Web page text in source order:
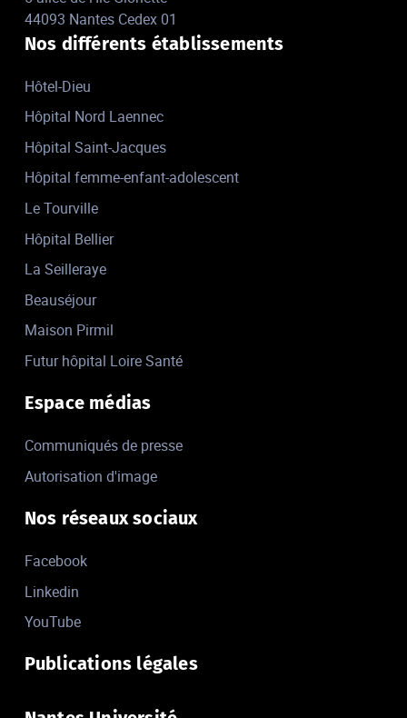
44093 Nantes Cedex 01
Nos différents établissements
Hôtel-Dieu
Hôpital Nord Laennec
Hôpital Saint-Jacques
Hôpital femme-enfant-adolescent
Le Tourville
Hôpital Bellier
La Seilleraye
Beauséjour
Maison Pirmil
Futur hôpital Loire Santé
Espace médias
Communiqués de presse
Autorisation d'image
Nos réseaux sociaux
Facebook
Linkedin
YouTube
Publications légales